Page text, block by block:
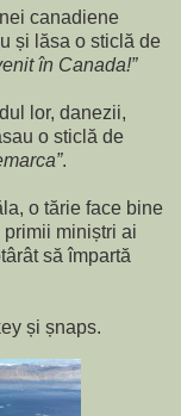
canadiene
și lăsa o sticlă de
în Canada!”
lor, danezii,
o sticlă de
.
o tărie face bine
primii miniștri ai
să împartă
și șnaps.